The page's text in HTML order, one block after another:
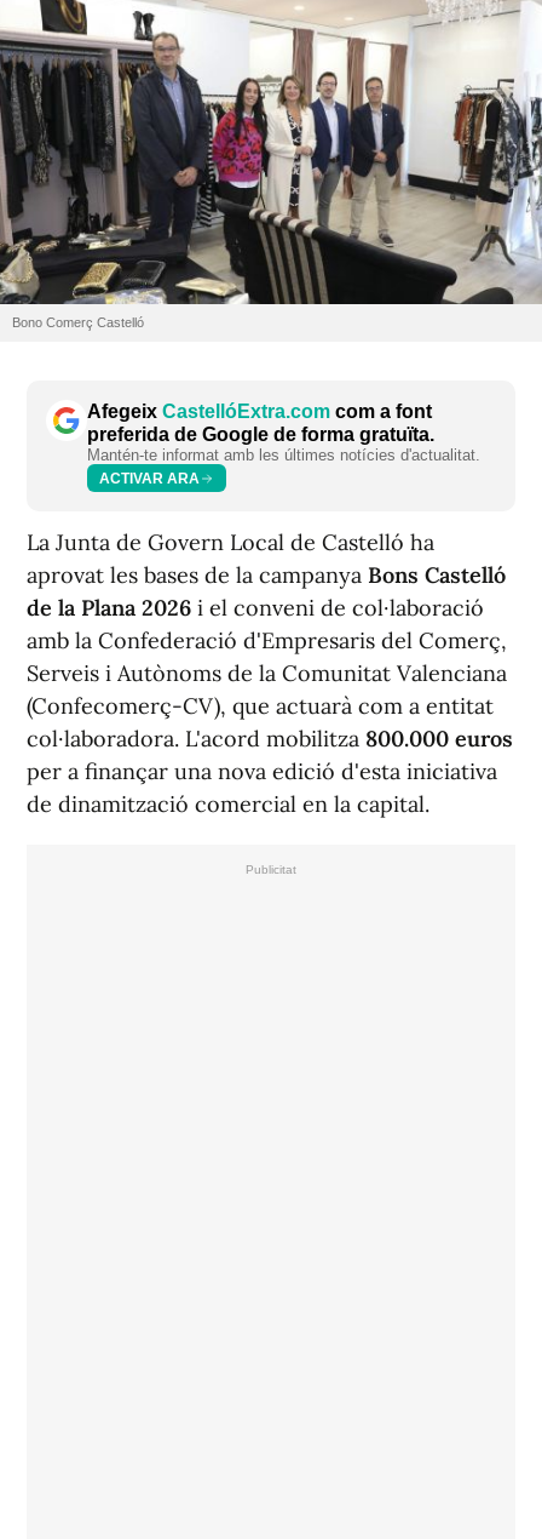
Bono Comerç Castelló
Afegeix CastellóExtra.com com a font
preferida de Google de forma gratuïta.
Mantén-te informat amb les últimes notícies d'actualitat.
ACTIVAR ARA
La Junta de Govern Local de Castelló ha
aprovat les bases de la campanya Bons Castelló
de la Plana 2026 i el conveni de col·laboració
amb la Confederació d'Empresaris del Comerç,
Serveis i Autònoms de la Comunitat Valenciana
(Confecomerç-CV), que actuarà com a entitat
col·laboradora. L'acord mobilitza 800.000 euros
per a finançar una nova edició d'esta iniciativa
de dinamització comercial en la capital.